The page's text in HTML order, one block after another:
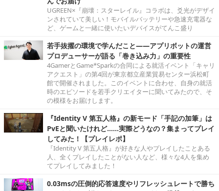
UGREEN×『崩壊：スターレイル』コラボは、爻光がデザイ
ンされていて美しい！モバイルバッテリーや急速充電器な
ど、ゲームと一緒に使いたいデバイスがてんこ盛り
若手抜擢の環境で学んだこと――アプリボットの運営
プロデューサーが語る「巻き込み力」の重要性
4GamerとGame*Sparkの合同による就活イベント「キャリ
アクエスト」の第4回が東京都立産業貿易センター浜松町
館で開催されました。このイベントに合わせ、自身の就活
時のエピソードを若手クリエイターに聞いてみたので、そ
の模様をお届けします。
『Identity V 第五人格』の新モード「手記の加筆」は
PvEと聞いたけれど……実際どうなの？集まってプレイ
してみた！【プレイレポ】
『Identity V 第五人格』が好きな人やプレイしたことある
人、全くプレイしたことがない人など、様々な4人を集め
てプレイしてみました！
0.03msの圧倒的応答速度やリフレッシュレートで勝ち